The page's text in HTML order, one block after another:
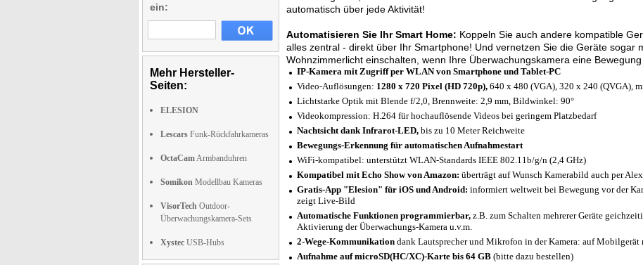
ein:
Mehr Hersteller-
Seiten:
ELESION
Lescars Funk-Rückfahrkameras
OctaCamArmbanduhren
Somikon Modellbau Kameras
VisorTech Outdoor-
Überwachungskamera-Sets
Xystec USB-Hubs
automatisch über jede Aktivität!
Automatisieren Sie Ihr Smart Home: Koppeln Sie auch andere kompatible
alles zentral - direkt über Ihr Smartphone! Und vernetzen Sie die Geräte sogar
Wohnzimmerlicht einschalten, wenn Ihre Überwachungskamera eine Bewegung
IP-Kamera mit Zugriff per WLAN von Smartphone und Tablet-PC
Video-Auflösungen: 1280 x 720 Pixel (HD 720p), 640 x 480 (VGA), 320 x 240 (QVGA),
Lichtstarke Optik mit Blende f/2,0, Brennweite: 2,9 mm, Bildwinkel: 90°
Videokompression: H.264 für hochauflösende Videos bei geringem Platzbedarf
Nachtsicht dank Infrarot-LED, bis zu 10 Meter Reichweite
Bewegungs-Erkennung für automatischen Aufnahmestart
WiFi-kompatibel: unterstützt WLAN-Standards IEEE 802.11b/g/n (2,4 GHz)
Kompatibel mit Echo Show von Amazon: überträgt auf Wunsch Kamerabild auch per
Gratis-App "Elesion" für iOS und Android: informiert weltweit bei Bewegung vor der
zeigt Live-Bild
Automatische Funktionen programmierbar, z.B. zum Schalten mehrerer Geräte
Aktivierung der Überwachungs-Kamera u.v.m.
2-Wege-Kommunikation dank Lautsprecher und Mikrofon in der Kamera: auf
Aufnahme auf microSD(HC/XC)-Karte bis 64 GB (bitte dazu bestellen)